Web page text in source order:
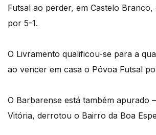
Futsal ao perder, em Castelo Branco,
por 5-1.
O Livramento qualificou-se para a
ao vencer em casa o Póvoa Futsal
O Barbarense está também apurado
Vitória, derrotou o Bairro da Boa